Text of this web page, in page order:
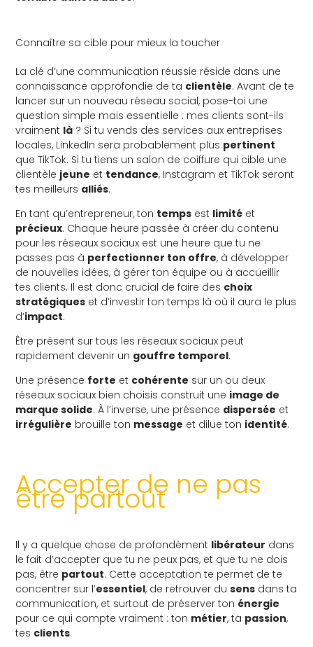
Connaître sa cible pour mieux la toucher
La clé d’une communication réussie réside dans une
connaissance approfondie de ta clientèle. Avant de te
lancer sur un nouveau réseau social, pose-toi une
question simple mais essentielle : mes clients sont-ils
vraiment là ? Si tu vends des services aux entreprises
locales, LinkedIn sera probablement plus pertinent
que TikTok. Si tu tiens un salon de coiffure qui cible une
clientèle jeune et tendance, Instagram et TikTok seront
tes meilleurs alliés.
En tant qu’entrepreneur, ton temps est limité et
précieux. Chaque heure passée à créer du contenu
pour les réseaux sociaux est une heure que tu ne
passes pas à perfectionner ton offre, à développer
de nouvelles idées, à gérer ton équipe ou à accueillir
tes clients. Il est donc crucial de faire des choix
stratégiques et d’investir ton temps là où il aura le plus
d’impact.
Être présent sur tous les réseaux sociaux peut
rapidement devenir un gouffre temporel.
Une présence forte et cohérente sur un ou deux
réseaux sociaux bien choisis construit une image de
marque solide. À l’inverse, une présence dispersée et
irrégulière brouille ton message et dilue ton identité.
Accepter de ne pas
être partout
Il y a quelque chose de profondément libérateur dans
le fait d’accepter que tu ne peux pas, et que tu ne dois
pas, être partout. Cette acceptation te permet de te
concentrer sur l’essentiel, de retrouver dusens dans ta
communication, et surtout de préserver ton énergie
pour ce qui compte vraiment : ton métier, ta passion,
tes clients.